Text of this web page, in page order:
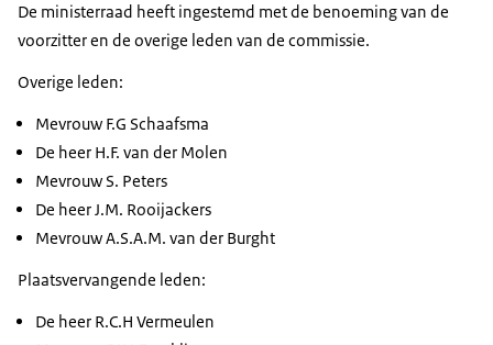
De ministerraad heeft ingestemd met de benoeming van de
voorzitter en de overige leden van de commissie.
Overige leden:
Mevrouw F.G Schaafsma
De heer H.F. van der Molen
Mevrouw S. Peters
De heer J.M. Rooijackers
Mevrouw A.S.A.M. van der Burght
Plaatsvervangende leden:
De heer R.C.H Vermeulen